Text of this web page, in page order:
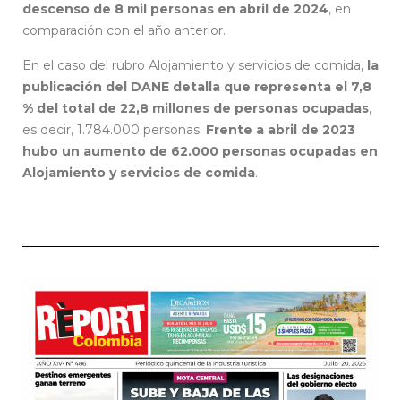
descenso de 8 mil personas en abril de 2024, en
comparación con el año anterior.
En el caso del rubro Alojamiento y servicios de comida, la
publicación del DANE detalla que representa el 7,8
% del total de 22,8 millones de personas ocupadas,
es decir, 1.784.000 personas. Frente a abril de 2023
hubo un aumento de 62.000 personas ocupadas en
Alojamiento y servicios de comida.